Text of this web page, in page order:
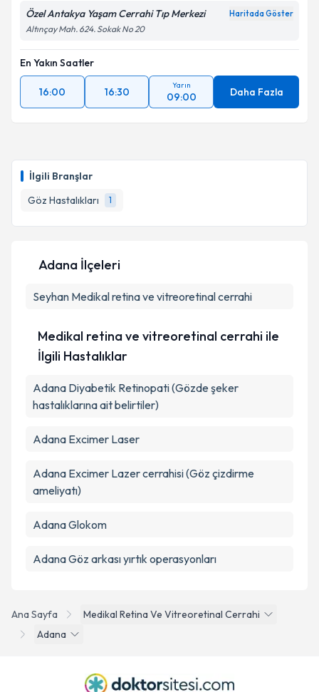
İlgili Branşlar
Göz Hastalıkları
1
Özel Antakya Yaşam Cerrahi Tıp Merkezi Haritada Göster
Altınçay Mah. 624. Sokak No 20
En Yakın Saatler
16:00 16:30
Yarın
09:00 Daha Fazla
Ana Sayfa
Medikal Retina Ve Vitreoretinal Cerrahi
Adana
Adana İlçeleri
Seyhan Medikal retina ve vitreoretinal cerrahi
Medikal retina ve vitreoretinal cerrahi ile
İlgili Hastalıklar
Adana Diyabetik Retinopati (Gözde şeker
hastalıklarına ait belirtiler)
Adana Excimer Laser
Adana Excimer Lazer cerrahisi (Göz çizdirme
ameliyatı)
Adana Glokom
Adana Göz arkası yırtık operasyonları